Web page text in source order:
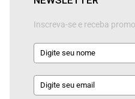
Inscreva-se e receba